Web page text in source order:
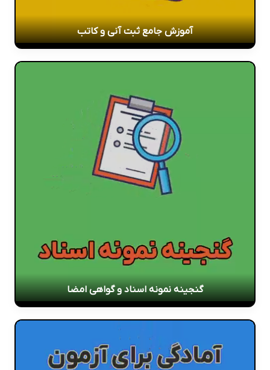
آموزش جامع ثبت آنی و کاتب
گنجینه نمونه اسناد و گواهی امضا